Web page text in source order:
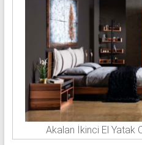
Akalan İkinci El Yatak